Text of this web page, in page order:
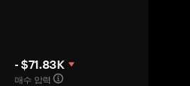
- $71.83K
매수 압력